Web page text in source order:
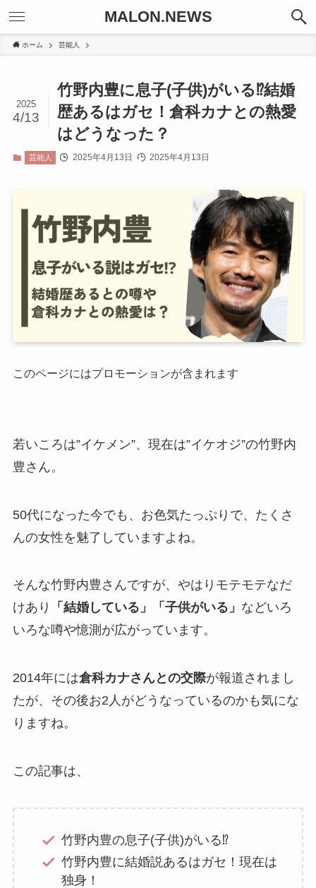
MALON.NEWS
ホーム 芸能人
竹野内豊に息子(子供)がいる⁉結婚
歴あるはガセ！倉科カナとの熱愛
はどうなった？
2025
4/13
芸能人 2025年4月13日 2025年4月13日
このページにはプロモーションが含まれます
若いころは”イケメン”、現在は”イケオジ”の竹野内
豊さん。
50代になった今でも、お色気たっぷりで、たくさ
んの女性を魅了していますよね。
そんな竹野内豊さんですが、やはりモテモテなだ
けあり
「結婚している」「子供がいる」 などいろ
いろな噂や憶測が広がっています。
2014年には倉科カナさんとの交際が報道されまし
たが、その後お2人がどうなっているのかも気にな
りますね。
この記事は、
竹野内豊の息子(子供)がいる⁉
竹野内豊に結婚説あるはガセ！現在は
独身！